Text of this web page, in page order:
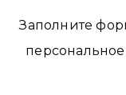
Заполните